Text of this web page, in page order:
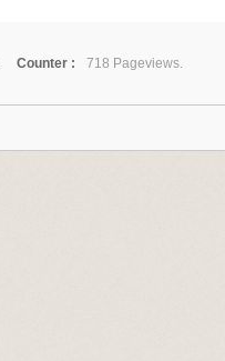
Counter :
718 Pageviews.